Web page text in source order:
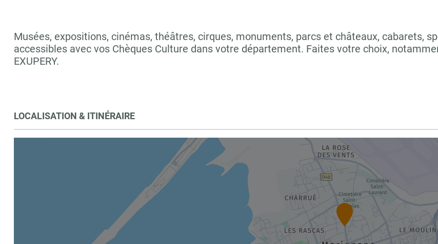
Musées, expositions, cinémas, théâtres, cirques, monuments, parcs et châteaux, cabarets,
accessibles avec vos Chèques Culture dans votre département. Faites votre choix,
EXUPERY.
LOCALISATION & ITINÉRAIRE